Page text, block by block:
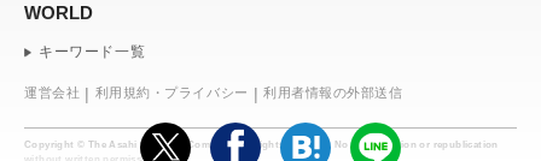
Copyright © The Asahi Shimbun Company. All rights reserved. No reproduction or republication
WORLD
キーワード一覧
運営会社 利用規約・プライバシー 利用者情報の外部送信